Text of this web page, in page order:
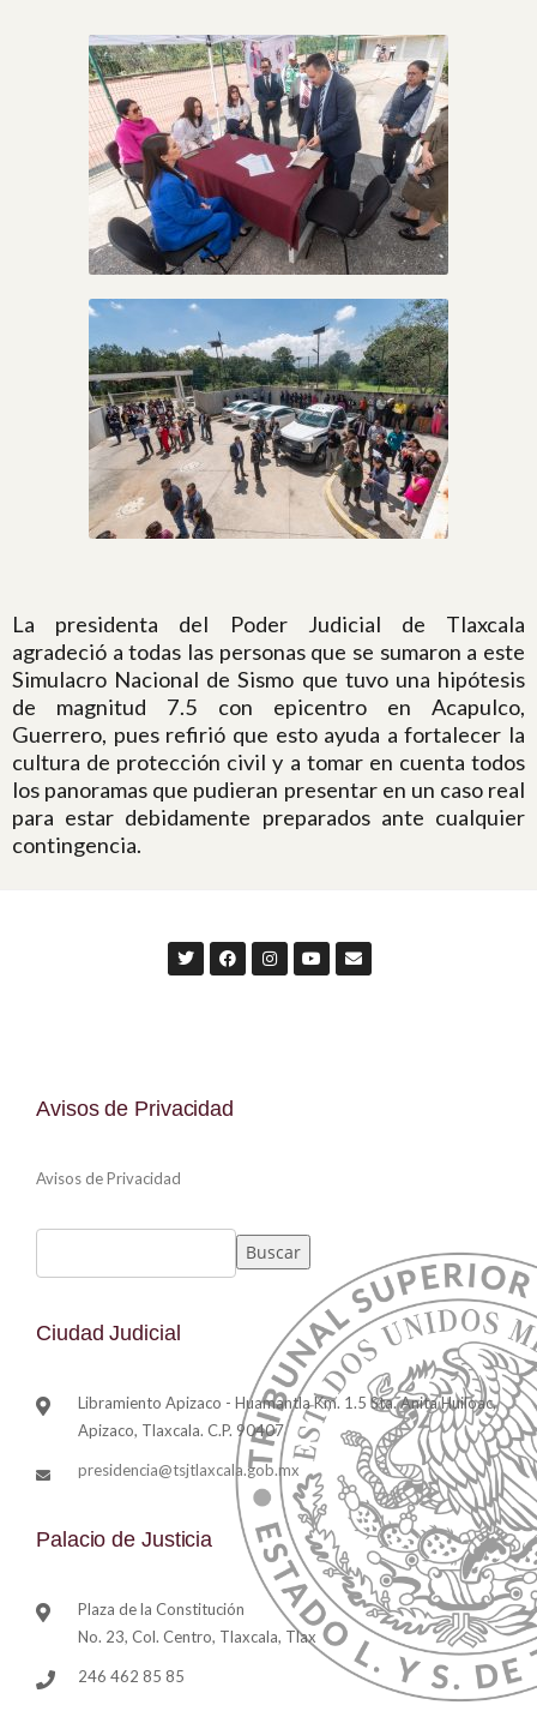
La presidenta del Poder Judicial de Tlaxcala
agradeció a todas las personas que se sumaron a este
Simulacro Nacional de Sismo que tuvo una hipótesis
de magnitud 7.5 con epicentro en Acapulco,
Guerrero, pues refirió que esto ayuda a fortalecer la
cultura de protección civil y a tomar en cuenta todos
los panoramas que pudieran presentar en un caso real
para estar debidamente preparados ante cualquier
contingencia.
Avisos de Privacidad
Avisos de Privacidad
Buscar
Ciudad Judicial
Libramiento Apizaco - Huamantla Km. 1.5 Sta. Anita Huiloac,
Apizaco, Tlaxcala. C.P. 90407
presidencia@tsjtlaxcala.gob.mx
Palacio de Justicia
Plaza de la Constitución
No. 23, Col. Centro, Tlaxcala, Tlax
246 462 85 85